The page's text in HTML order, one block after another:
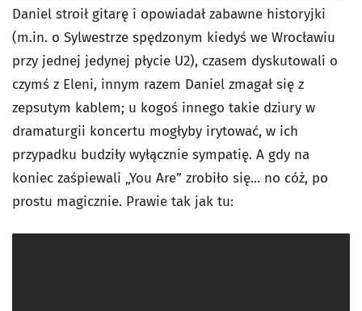
Daniel stroił gitarę i opowiadał zabawne historyjki
(m.in. o Sylwestrze spędzonym kiedyś we Wrocławiu
przy jednej jedynej płycie U2), czasem dyskutowali o
czymś z Eleni, innym razem Daniel zmagał się z
zepsutym kablem; u kogoś innego takie dziury w
dramaturgii koncertu mogłyby irytować, w ich
przypadku budziły wyłącznie sympatię. A gdy na
koniec zaśpiewali „You Are” zrobiło się... no cóż, po
prostu magicznie. Prawie tak jak tu: